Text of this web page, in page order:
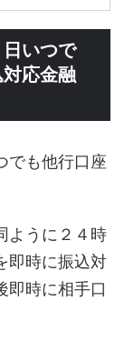
いつで
応金融
でも他行口座
ように２４時
即時に振込対
即時に相手口